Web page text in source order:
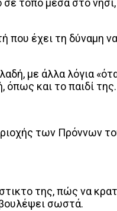
τόπο μέσα στο
έχει τη δύναμη
με άλλα λόγια
όπως και το παιδί της.
των Πρόννων
της, πώς να
σωστά.